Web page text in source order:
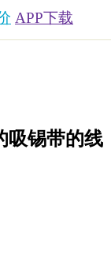
APP下载
吸锡带的线